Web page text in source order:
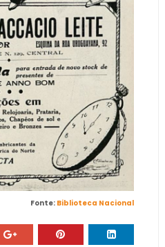
Fonte: Biblioteca Nacional